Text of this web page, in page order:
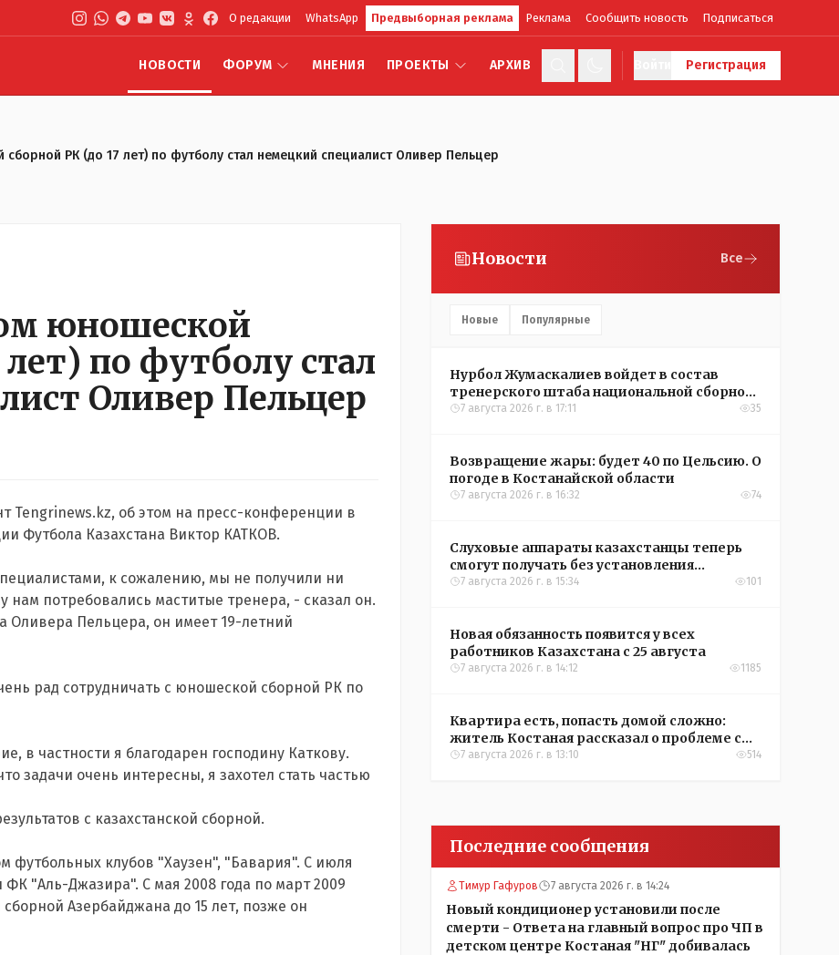
О редакции WhatsApp Предвыборная реклама Реклама Сообщить новость Подписаться
НОВОСТИ ФОРУМ МНЕНИЯ ПРОЕКТЫ АРХИВ Регистрация
РК (до 17 лет) по футболу стал немецкий специалист Оливер Пельцер
юношеской
по футболу стал
Оливер Пельцер
Tengrinews.kz, об этом на пресс-конференции в
Футбола Казахстана Виктор КАТКОВ.
к сожалению, мы не получили ни
нам потребовались маститые тренера, - сказал он.
Оливера Пельцера, он имеет 19-летний
рад сотрудничать с юношеской сборной РК по
в частности я благодарен господину Каткову.
задачи очень интересны, я захотел стать частью
с казахстанской сборной.
футбольных клубов "Хаузен", "Бавария". С июля
ФК "Аль-Джазира". С мая 2008 года по март 2009
Азербайджана до 15 лет, позже он
Новости Все
Новые Популярные
Нурбол Жумаскалиев войдет в состав
тренерского штаба национальной сборной
Казахстана по футболу
7 августа 2026 г. в 17:11 35
Возвращение жары: будет 40 по Цельсию. О
погоде в Костанайской области
7 августа 2026 г. в 16:32 74
Слуховые аппараты казахстанцы теперь
смогут получать без установления
инвалидности
7 августа 2026 г. в 15:34 101
Новая обязанность появится у всех
работников Казахстана с 25 августа
7 августа 2026 г. в 14:12 1185
Квартира есть, попасть домой сложно:
житель Костаная рассказал о проблеме с
подъездом
7 августа 2026 г. в 13:10 514
Последние сообщения
Тимур Гафуров 7 августа 2026 г. в 14:24
Новый кондиционер установили после
смерти - Ответа на главный вопрос про ЧП в
детском центре Костаная "НГ" добивалась